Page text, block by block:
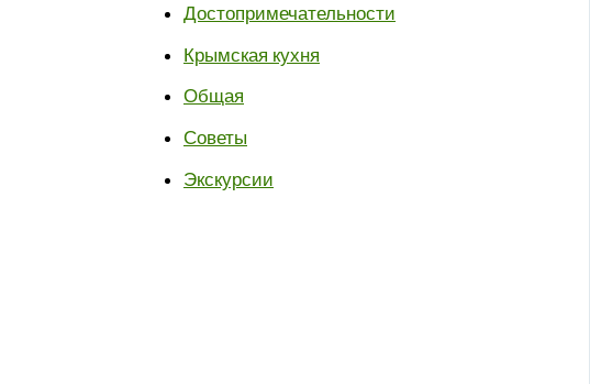
Достопримечательности
Крымская кухня
Общая
Советы
Экскурсии